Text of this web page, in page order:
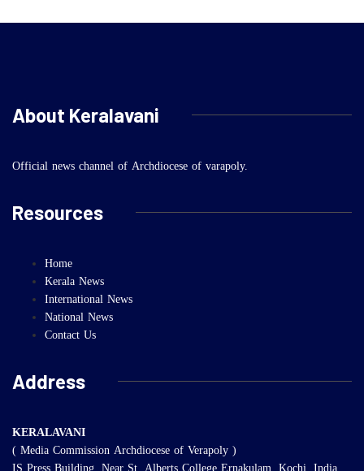
About Keralavani
Official news channel of Archdiocese of varapoly.
Resources
Home
Kerala News
International News
National News
Contact Us
Address
KERALAVANI
( Media Commission Archdiocese of Verapoly )